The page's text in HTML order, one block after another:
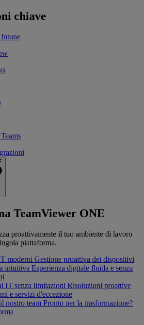
chiave
TeamViewer ONE
proattivamente il tuo ambiente di lavoro
piattaforma.
moderni Gestione proattiva dei dispositivi
intuitiva Esperienza digitale fluida e senza
IT senza limitazioni Risoluzioni proattive
e servizi d'eccezione
nostro team Pronto per la trasformazione?